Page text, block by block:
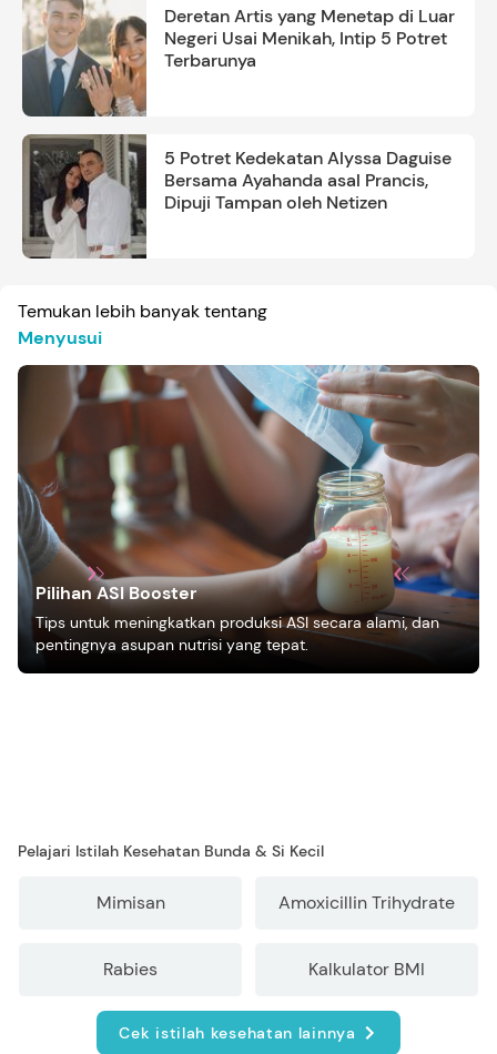
Deretan Artis yang Menetap di Luar
Negeri Usai Menikah, Intip 5 Potret
Terbarunya
5 Potret Kedekatan Alyssa Daguise
Bersama Ayahanda asal Prancis,
Dipuji Tampan oleh Netizen
Temukan lebih banyak tentang
Menyusui
Pilihan ASI Booster
Tips untuk meningkatkan produksi ASI secara alami, dan
pentingnya asupan nutrisi yang tepat.
Pelajari Istilah Kesehatan Bunda & Si Kecil
Mimisan Amoxicillin Trihydrate
Rabies Kalkulator BMI
Cek istilah kesehatan lainnya